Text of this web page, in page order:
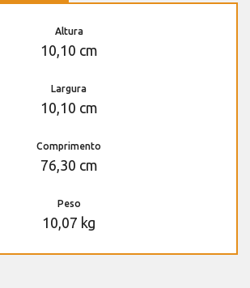
Altura
10,10 cm
Largura
10,10 cm
Comprimento
76,30 cm
Peso
10,07 kg